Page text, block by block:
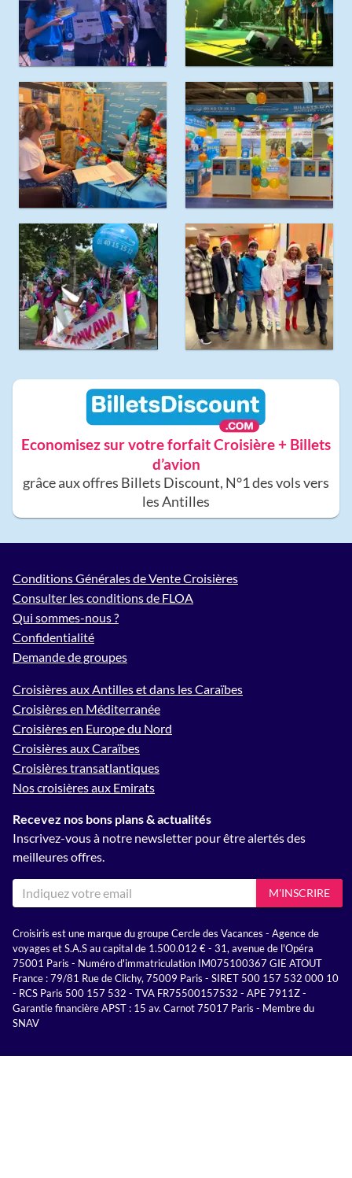
Economisez sur votre forfait Croisière + Billets
d’avion
grâce aux offres Billets Discount, N°1 des vols vers
les Antilles
Conditions Générales de Vente Croisières
Consulter les conditions de FLOA
Qui sommes-nous ?
Confidentialité
Demande de groupes
Croisières aux Antilles et dans les Caraïbes
Croisières en Méditerranée
Croisières en Europe du Nord
Croisières aux Caraïbes
Croisières transatlantiques
Nos croisières aux Emirats
Recevez nos bons plans & actualités
Inscrivez-vous à notre newsletter pour être alertés des
meilleures offres.
M'INSCRIRE
Croisiris est une marque du groupe Cercle des Vacances - Agence de
voyages et S.A.S au capital de 1.500.012 € - 31, avenue de l'Opéra
75001 Paris - Numéro d'immatriculation IM075100367 GIE ATOUT
France : 79/81 Rue de Clichy, 75009 Paris - SIRET 500 157 532 000 10
- RCS Paris 500 157 532 - TVA FR75500157532 - APE 7911Z -
Garantie financière APST : 15 av. Carnot 75017 Paris - Membre du
SNAV